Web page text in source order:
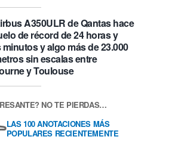
A350ULR de Qantas hace
de récord de 24 horas y
y algo más de 23.000
sin escalas entre
y Toulouse
NO TE PIERDAS…
LAS 100 ANOTACIONES MÁS
POPULARES RECIENTEMENTE